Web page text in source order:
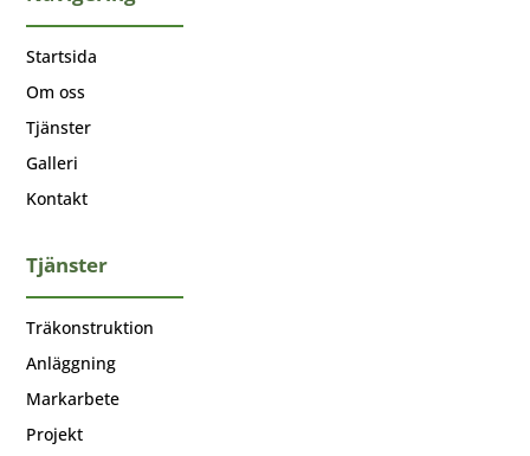
Startsida
Om oss
Tjänster
Galleri
Kontakt
Tjänster
Träkonstruktion
Anläggning
Markarbete
Projekt